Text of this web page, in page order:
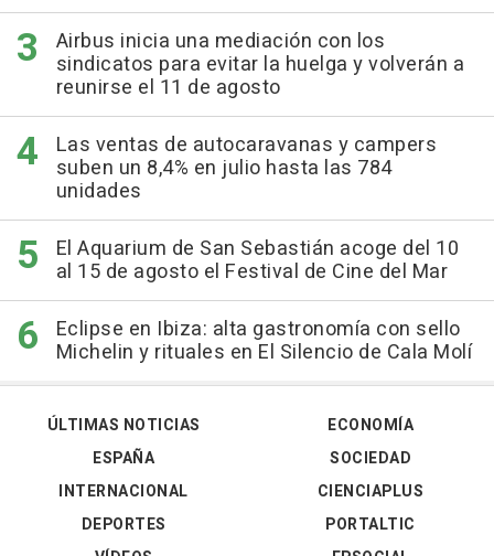
Airbus inicia una mediación con los
sindicatos para evitar la huelga y volverán a
reunirse el 11 de agosto
Las ventas de autocaravanas y campers
suben un 8,4% en julio hasta las 784
unidades
El Aquarium de San Sebastián acoge del 10
al 15 de agosto el Festival de Cine del Mar
Eclipse en Ibiza: alta gastronomía con sello
Michelin y rituales en El Silencio de Cala Molí
ÚLTIMAS NOTICIAS
ESPAÑA
INTERNACIONAL
DEPORTES
ECONOMÍA
SOCIEDAD
CIENCIAPLUS
PORTALTIC